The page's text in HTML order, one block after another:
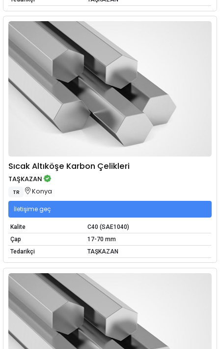
Sıcak Altıköşe Karbon Çelikleri
TAŞKAZAN
TR Konya
İletişime geç
Kalite
C40 (SAE1040)
Çap
17-70 mm
Tedarikçi
TAŞKAZAN